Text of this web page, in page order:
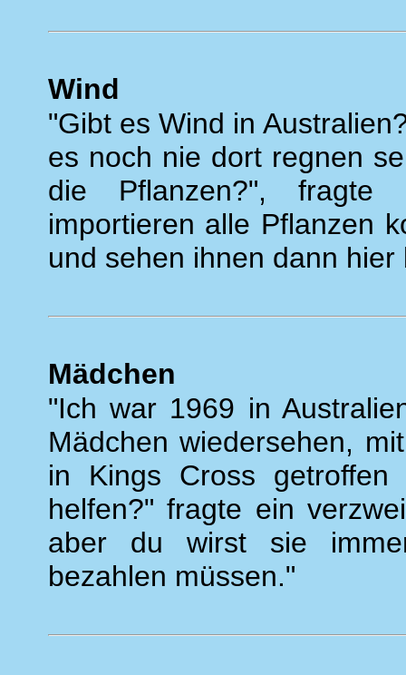
Wind
"Gibt es Wind in
es noch nie dort regnen
die Pflanzen?", fragte
importieren alle Pflanzen
und sehen ihnen dann
Mädchen
"Ich war 1969 in
Mädchen wiedersehen,
in Kings Cross
helfen?" fragte ein
aber du wirst sie
bezahlen müssen."